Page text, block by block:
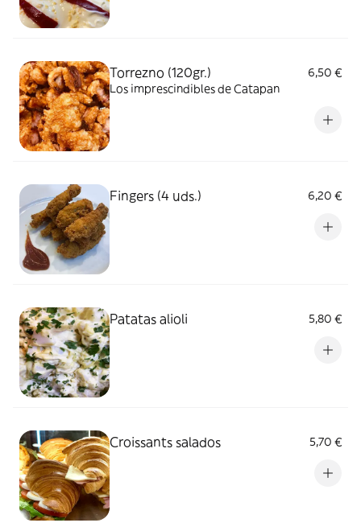
Torrezno (120gr.)
6,50 €
Los imprescindibles de Catapan
Fingers (4 uds.) 6,20 €
Patatas alioli 5,80 €
Croissants salados 5,70 €